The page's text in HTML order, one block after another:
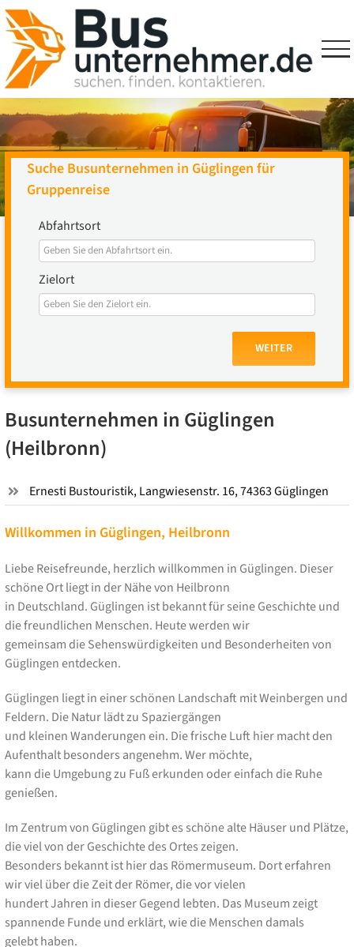
Skip
to
content
Suche Busunternehmen in Güglingen für
Gruppenreise
Abfahrtsort
Zielort
WEITER
Busunternehmen in Güglingen
(Heilbronn)
Ernesti Bustouristik, Langwiesenstr. 16, 74363 Güglingen
Willkommen in Güglingen, Heilbronn
Liebe Reisefreunde, herzlich willkommen in Güglingen. Dieser
schöne Ort liegt in der Nähe von Heilbronn
in Deutschland. Güglingen ist bekannt für seine Geschichte und
die freundlichen Menschen. Heute werden wir
gemeinsam die Sehenswürdigkeiten und Besonderheiten von
Güglingen entdecken.
Güglingen liegt in einer schönen Landschaft mit Weinbergen und
Feldern. Die Natur lädt zu Spaziergängen
und kleinen Wanderungen ein. Die frische Luft hier macht den
Aufenthalt besonders angenehm. Wer möchte,
kann die Umgebung zu Fuß erkunden oder einfach die Ruhe
genießen.
Im Zentrum von Güglingen gibt es schöne alte Häuser und Plätze,
die viel von der Geschichte des Ortes zeigen.
Besonders bekannt ist hier das Römermuseum. Dort erfahren
wir viel über die Zeit der Römer, die vor vielen
hundert Jahren in dieser Gegend lebten. Das Museum zeigt
spannende Funde und erklärt, wie die Menschen damals
gelebt haben.